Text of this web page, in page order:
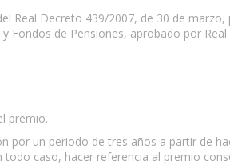
Real Decreto 439/2007, de 30 de marzo,
Fondos de Pensiones, aprobado por
premio.
por un periodo de tres años a partir de
caso, hacer referencia al premio